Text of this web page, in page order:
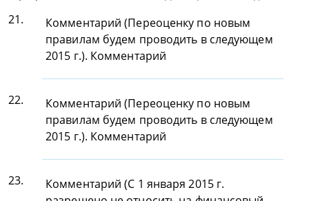
21.
Комментарий (Переоценку по новым
правилам будем проводить в следующем
2015 г.). Комментарий
22.
Комментарий (Переоценку по новым
правилам будем проводить в следующем
2015 г.). Комментарий
23.
Комментарий (С 1 января 2015 г.